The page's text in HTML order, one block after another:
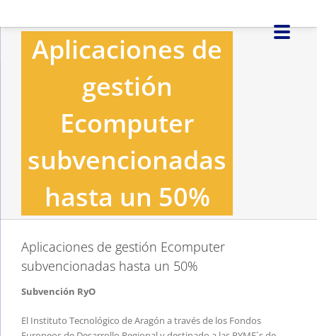
al
contenidoAplicaciones de
gestión
Ecomputer
subvencionadas
hasta un 50%
Aplicaciones de gestión Ecomputer
subvencionadas hasta un 50%
Subvención RyO
El Instituto Tecnológico de Aragón a través de los Fondos